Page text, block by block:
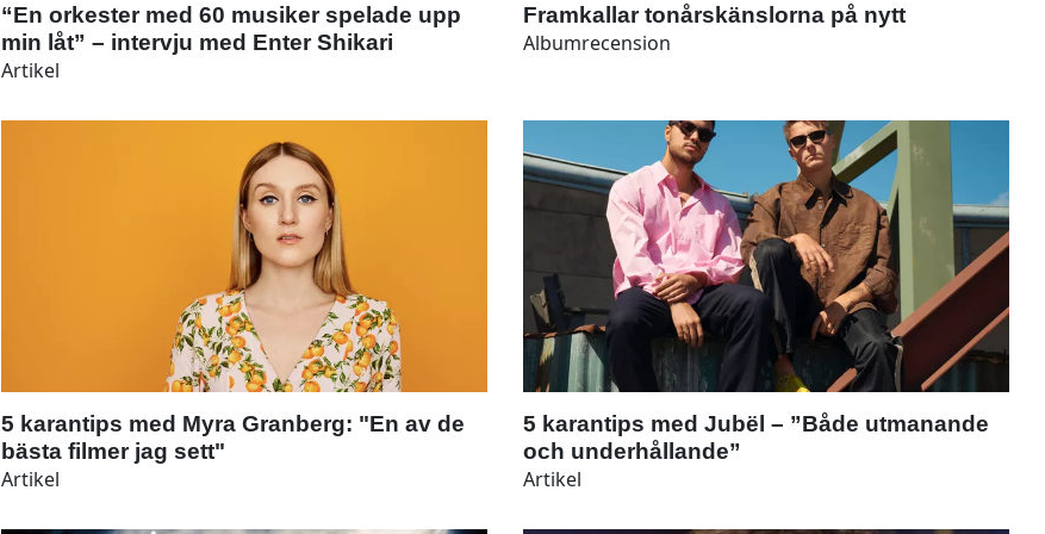
“En orkester med 60 musiker spelade upp
min låt” – intervju med Enter Shikari
Artikel
Framkallar tonårskänslorna på nytt
Albumrecension
5 karantips med Myra Granberg: "En av de
bästa filmer jag sett"
Artikel
5 karantips med Jubël – ”Både utmanande
och underhållande”
Artikel